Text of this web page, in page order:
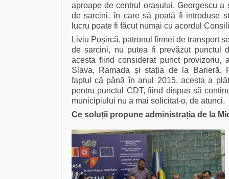
aproape de centrul orașului, Georgescu a
de sarcini, în care să poată fi introduse
lucru poate fi făcut numai cu acordul
Liviu Poșircă, patronul firmei de transport
de sarcini, nu putea fi prevăzut punctul
acesta fiind considerat punct provizoriu,
Slava, Ramada și stația de la Barieră.
faptul că până în anul 2015, acesta a
pentru punctul CDT, fiind dispus să
municipiului nu a mai solicitat-o, de atunci.
Ce soluții propune administrația de la